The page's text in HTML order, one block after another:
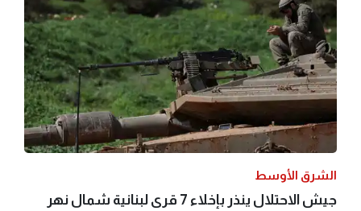
الشرق الأوسط
جيش الاحتلال ينذر بإخلاء 7 قرى لبنانية شمال نهر